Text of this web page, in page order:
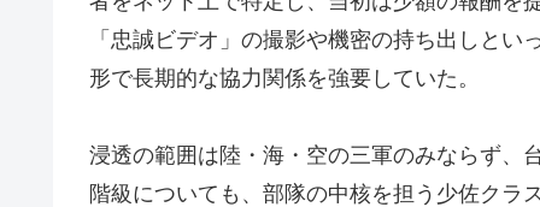
「忠誠ビデオ」の撮影や機密の持ち出しと
形で長期的な協力関係を強要していた。
浸透の範囲は陸・海・空の三軍のみならず、
階級についても、部隊の中核を担う少佐クラ